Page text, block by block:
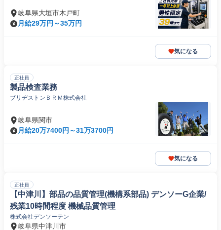
岐阜県大垣市木戸町
月給29万円～35万円
気になる
正社員
製品検査業務
ブリヂストンＢＲＭ株式会社
岐阜県関市
月給20万7400円～31万3700円
気になる
正社員
【中津川】部品の品質管理(機構系部品) デンソーG企業/
残業10時間程度 機械品質管理
株式会社デンソーテン
岐阜県中津川市